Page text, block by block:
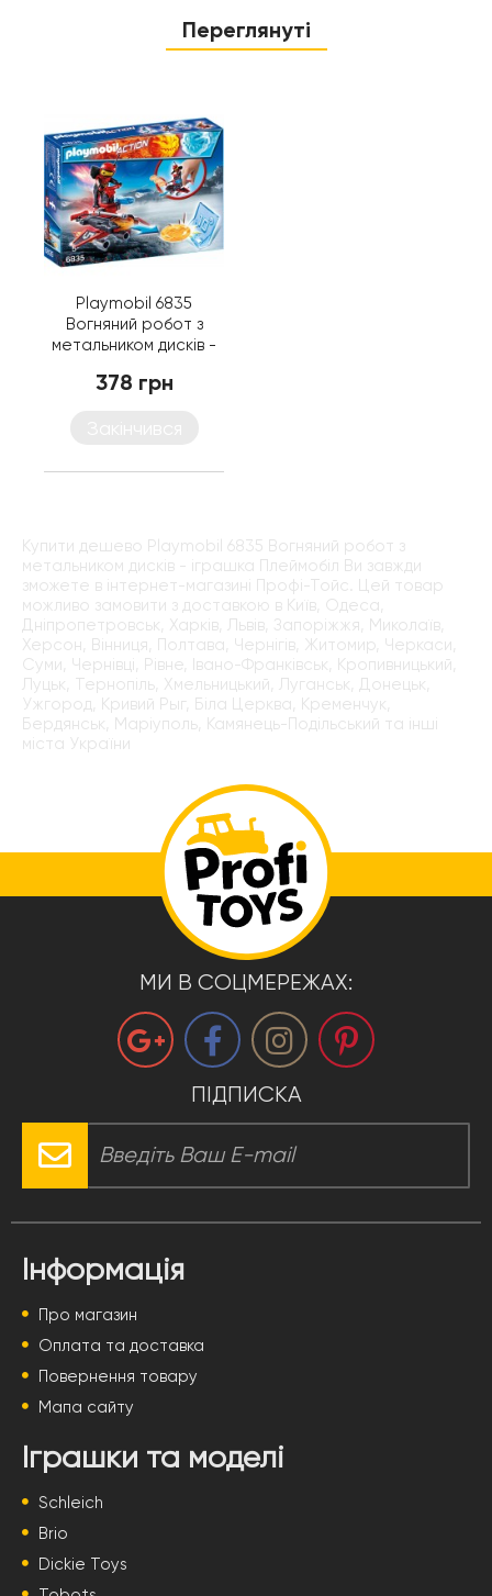
Переглянуті
Playmobil 6835
Вогняний робот з
метальником дисків -
378 грн
Купити дешево Playmobil 6835 Вогняний робот з
метальником дисків - іграшка Плеймобіл Ви завжди
зможете в інтернет-магазині Профі-Тойс. Цей товар
можливо замовити з доставкою в Київ, Одеса,
Дніпропетровськ, Харків, Львів, Запоріжжя, Миколаїв,
Херсон, Вінниця, Полтава, Чернігів, Житомир, Черкаси,
Суми, Чернівці, Рівне, Івано-Франківськ, Кропивницький,
Луцьк, Тернопіль, Хмельницький, Луганськ, Донецьк,
Ужгород, Кривий Рыг, Біла Церква, Кременчук,
Бердянськ, Маріуполь, Камянець-Подільський та інші
міста України
МИ В СОЦМЕРЕЖАХ:
ПІДПИСКА
Інформація
Про магазин
Оплата та доставка
Повернення товару
Мапа сайту
Іграшки та моделі
Schleich
Brio
Dickie Toys